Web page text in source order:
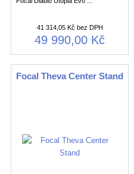
41 314,05 Kč bez DPH
49 990,00 Kč
Focal Theva Center Stand